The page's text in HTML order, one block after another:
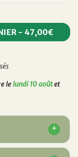
- 47,00€
lelundi 10 aoûtet